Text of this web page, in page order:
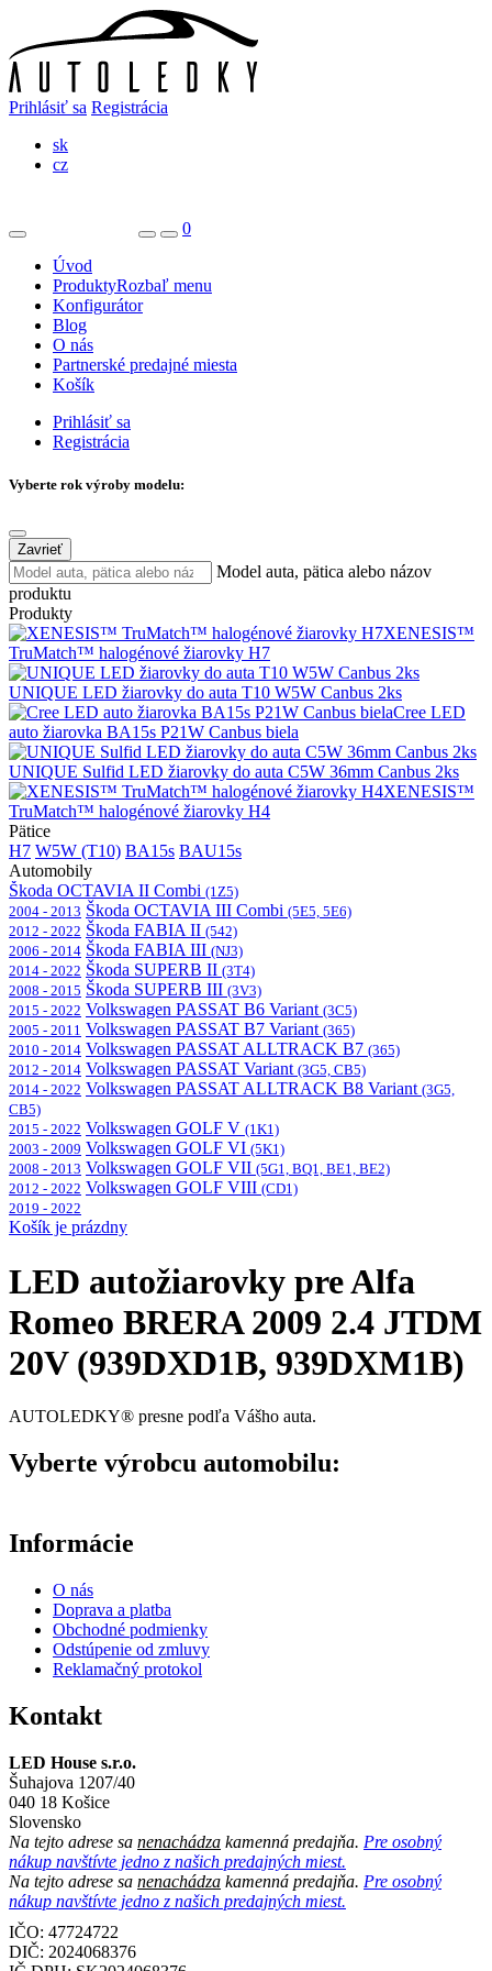
Prihlásiť sa Registrácia
sk
cz
0
Úvod
ProduktyRozbaľ menu
Konfigurátor
Blog
O nás
Partnerské predajné miesta
Košík
Prihlásiť sa
Registrácia
Vyberte rok výroby modelu:
Zavrieť
Model auta, pätica alebo názov
produktu
Produkty
XENESIS™
TruMatch™ halogénové žiarovky H7
UNIQUE LED žiarovky do auta T10 W5W Canbus 2ks
Cree LED
auto žiarovka BA15s P21W Canbus biela
UNIQUE Sulfid LED žiarovky do auta C5W 36mm Canbus 2ks
XENESIS™
TruMatch™ halogénové žiarovky H4
Pätice
H7 W5W (T10) BA15s BAU15s
Automobily
Škoda OCTAVIA II Combi (1Z5)
2004 - 2013 Škoda OCTAVIA III Combi (5E5, 5E6)
2012 - 2022 Škoda FABIA II (542)
2006 - 2014 Škoda FABIA III (NJ3)
2014 - 2022 Škoda SUPERB II (3T4)
2008 - 2015 Škoda SUPERB III (3V3)
2015 - 2022 Volkswagen PASSAT B6 Variant (3C5)
2005 - 2011 Volkswagen PASSAT B7 Variant (365)
2010 - 2014 Volkswagen PASSAT ALLTRACK B7 (365)
2012 - 2014 Volkswagen PASSAT Variant (3G5, CB5)
2014 - 2022 Volkswagen PASSAT ALLTRACK B8 Variant (3G5,
CB5)
2015 - 2022 Volkswagen GOLF V (1K1)
2003 - 2009 Volkswagen GOLF VI (5K1)
2008 - 2013 Volkswagen GOLF VII (5G1, BQ1, BE1, BE2)
2012 - 2022 Volkswagen GOLF VIII (CD1)
2019 - 2022
Košík je prázdny
LED autožiarovky pre Alfa
Romeo BRERA 2009 2.4 JTDM
20V (939DXD1B, 939DXM1B)
AUTOLEDKY® presne podľa Vášho auta.
Vyberte výrobcu automobilu:
Informácie
O nás
Doprava a platba
Obchodné podmienky
Odstúpenie od zmluvy
Reklamačný protokol
Kontakt
LED House s.r.o.
Šuhajova 1207/40
040 18 Košice
Slovensko
Na tejto adrese sa nenachádza kamenná predajňa. Pre osobný
nákup navštívte jedno z našich predajných miest.
Na tejto adrese sa nenachádza kamenná predajňa. Pre osobný
nákup navštívte jedno z našich predajných miest.
IČO: 47724722
DIČ: 2024068376